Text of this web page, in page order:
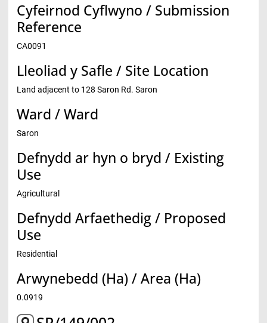
Cyfeirnod Cyflwyno / Submission
Reference
CA0091
Lleoliad y Safle / Site Location
Land adjacent to 128 Saron Rd. Saron
Ward / Ward
Saron
Defnydd ar hyn o bryd / Existing
Use
Agricultural
Defnydd Arfaethedig / Proposed
Use
Residential
Arwynebedd (Ha) / Area (Ha)
0.0919